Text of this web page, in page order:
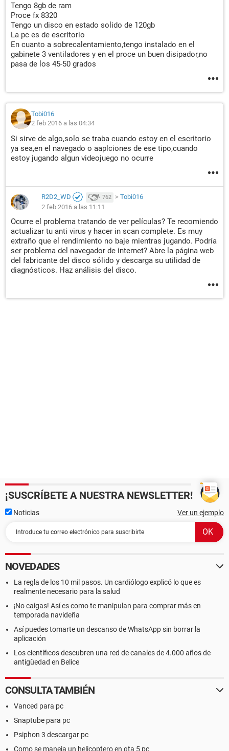
Tengo 8gb de ram
Proce fx 8320
Tengo un disco en estado solido de 120gb
La pc es de escritorio
En cuanto a sobrecalentamiento,tengo instalado en el
gabinete 3 ventiladores y en el proce un buen disipador,no
pasa de los 45-50 grados
Tobi016
2 feb 2016 a las 04:34
Si sirve de algo,solo se traba cuando estoy en el escritorio
ya sea,en el navegado o aaplciones de ese tipo,cuando
estoy jugando algun videojuego no ocurre
R2D2_WD 762 > Tobi016
2 feb 2016 a las 11:11
Ocurre el problema tratando de ver películas? Te recomiendo
actualizar tu anti virus y hacer in scan complete. Es muy
extraño que el rendimiento no baje mientras jugando. Podría
ser problema del navegador de internet? Abre la página web
del fabricante del disco sólido y descarga su utilidad de
diagnósticos. Haz análisis del disco.
¡SUSCRÍBETE A NUESTRA NEWSLETTER!
Noticias Ver un ejemplo
NOVEDADES
La regla de los 10 mil pasos. Un cardiólogo explicó lo que es
realmente necesario para la salud
¡No caigas! Así es como te manipulan para comprar más en
temporada navideña
Así puedes tomarte un descanso de WhatsApp sin borrar la
aplicación
Los científicos descubren una red de canales de 4.000 años de
antigüedad en Belice
CONSULTA TAMBIÉN
Vanced para pc
Snaptube para pc
Psiphon 3 descargar pc
Como se maneja un helicoptero en gta 5 pc